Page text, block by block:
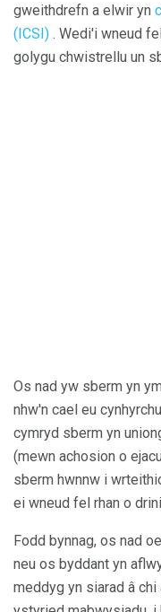
gweithdrefn a elwir yn
(ICSI) . Wedi'i wneud
golygu chwistrellu un
Os nad yw sberm yn
nhw'n cael eu
cymryd sberm yn
(mewn achosion o
sberm hwnnw i
ei wneud fel rhan o
Fodd bynnag, os nad
neu os byddant yn
meddyg yn siarad â